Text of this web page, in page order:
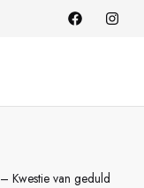
Kwestie van geduld